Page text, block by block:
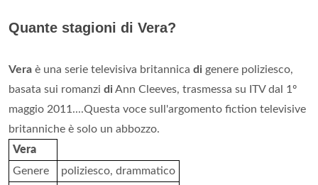
Quante stagioni di Vera?
Vera è una serie televisiva britannica di genere poliziesco,
basata sui romanzi diAnn Cleeves, trasmessa su ITV dal 1º
maggio 2011....Questa voce sull'argomento fiction televisive
britanniche è solo un abbozzo.
Vera
Genere
poliziesco, drammatico